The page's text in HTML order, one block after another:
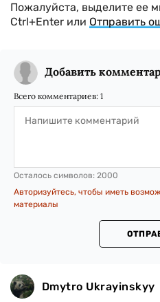
Пожалуйста, выделите ее
Ctrl+Enter или Отправить
Добавить
Всего комментариев: 1
Осталось символов: 2000
Авторизуйтесь, чтобы иметь
материалы
Dmytro Ukrayinskyy